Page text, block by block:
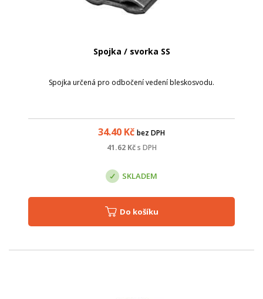
Spojka / svorka SS
Spojka určená pro odbočení vedení bleskosvodu.
34.40 Kč bez DPH
41.62Kč s DPH
SKLADEM
Do košíku